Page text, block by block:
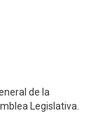
de la
Legislativa.